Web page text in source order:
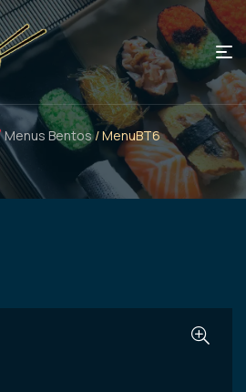
Menus Bentos/ MenuBT6